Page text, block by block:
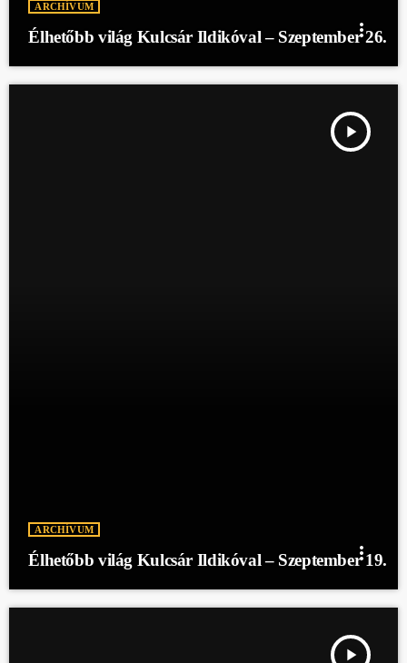
ARCHÍVUM
Élhetőbb világ Kulcsár Ildikóval – Szeptember 26.
more_vert
ÉLHETŐBB VILÁG KULCSÁR ILDIKÓVAL - SZEPTEMBER
play_arrow
ARCHÍVUM
Élhetőbb világ Kulcsár Ildikóval – Szeptember 19.
more_vert
ÉLHETŐBB VILÁG KULCSÁR ILDIKÓVAL - SZEPTEMBER
play_arrow